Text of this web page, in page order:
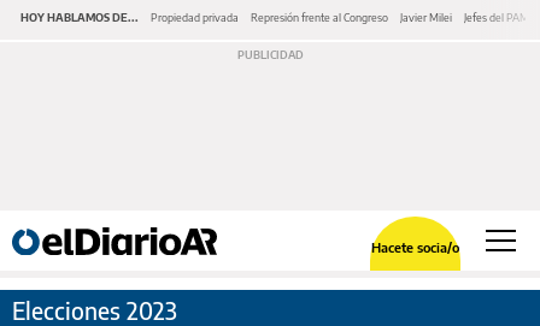
HOY HABLAMOS DE... Propiedad privada Represión frente al Congreso Javier Milei Jefes del PAMI
Hacete socia/o
Elecciones 2023